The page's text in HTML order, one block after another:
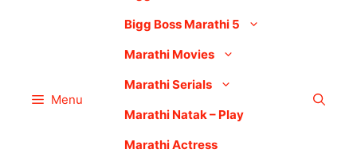
Menu
Bigg Boss Marathi 5
Marathi Movies
Marathi Serials
Marathi Natak – Play
Marathi Actress